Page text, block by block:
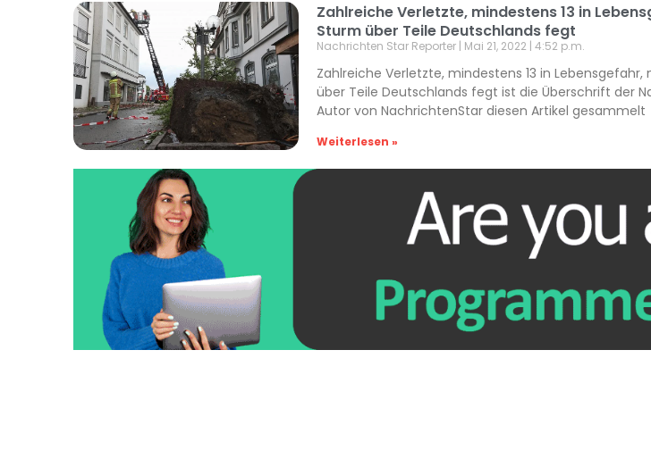
Zahlreiche Verletzte, mindestens 13 in
Sturm über Teile Deutschlands fegt
Nachrichten Star Reporter Mai 21, 2022 4:52 p.m.
Zahlreiche Verletzte, mindestens 13 in
über Teile Deutschlands fegt ist die Überschrift der
Autor von NachrichtenStar diesen Artikel gesammelt
Weiterlesen »